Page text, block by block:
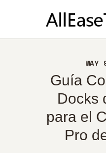
Guía
Docks
para el
Pro
ACERCA DE
CONTACTO
POLÍTICA
ESPAÑOL